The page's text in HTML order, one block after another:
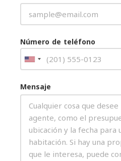
Número de teléfono
Mensaje